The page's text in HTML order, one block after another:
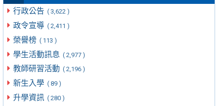
行政公告 ( 3,622 )
政令宣導 ( 2,411 )
榮譽榜 ( 113 )
學生活動訊息 ( 2,977 )
教師研習活動 ( 2,196 )
新生入學 ( 89 )
升學資訊 ( 280 )